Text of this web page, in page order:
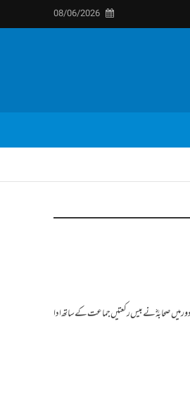
08/06/2026
میں صحابہؓ نے بیس رکعتیں جماعت کے ساتھ ادا